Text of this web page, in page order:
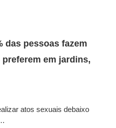
das pessoas fazem
em jardins,
atos sexuais debaixo